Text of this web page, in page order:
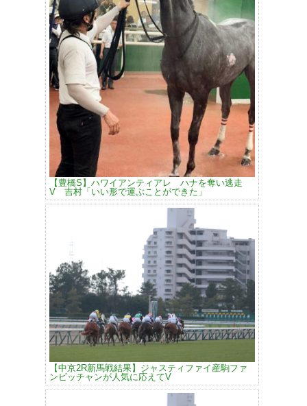
【豊橋S】ハワイアンティアレ ハナを奪い逃走
V 吉村「いい形で運ぶことができた」
【中京2R新馬戦結果】ジャスティファイ産駒ファ
ンビッチャンが人気に応えてV